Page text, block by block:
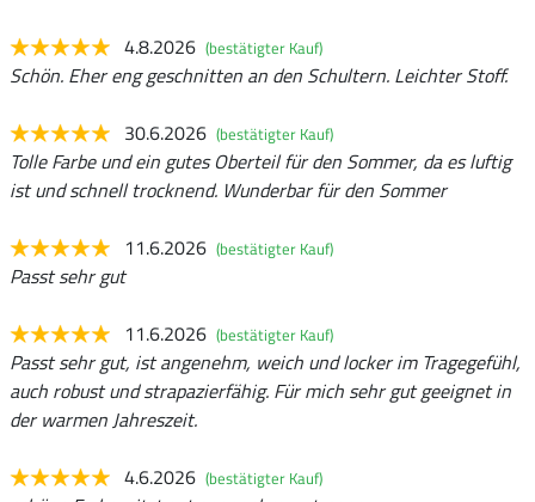
4.8.2026 (bestätigter Kauf)
Schön. Eher eng geschnitten an den Schultern. Leichter Stoff.
30.6.2026 (bestätigter Kauf)
Tolle Farbe und ein gutes Oberteil für den Sommer, da es luftig
ist und schnell trocknend. Wunderbar für den Sommer
11.6.2026 (bestätigter Kauf)
Passt sehr gut
11.6.2026 (bestätigter Kauf)
Passt sehr gut, ist angenehm, weich und locker im Tragegefühl,
auch robust und strapazierfähig. Für mich sehr gut geeignet in
der warmen Jahreszeit.
4.6.2026 (bestätigter Kauf)